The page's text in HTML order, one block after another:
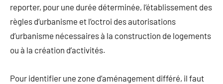
reporter, pour une durée déterminée, l’établissement des
règles d’urbanisme et l’octroi des autorisations
d’urbanisme nécessaires à la construction de logements
ou à la création d’activités.
Pour identifier une zone d’aménagement différé, il faut